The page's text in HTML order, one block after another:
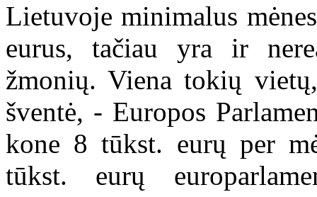
Lietuvoje minimalus
eurus, tačiau yra ir
žmonių. Viena tokių
šventė, - Europos
kone 8 tūkst. eurų per
tūkst. eurų